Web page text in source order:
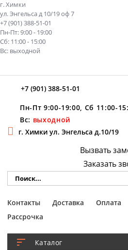
г. Химки
ул. Энгельса д 10/19 оф 7
+7 (901) 388-51-01
Пн-Пт: 9:00 - 19:00
Сб: 11:00 - 15:00
Вс: выходной
+7 (901) 388-51-01
Пн-Пт 9:00-19:00, Сб 11:00-
Вс: выходной
г. Химки ул. Энгельса д.10/19
Каталог
Вызвать
Заказать
Контакты Доставка Оплата
Рассрочка